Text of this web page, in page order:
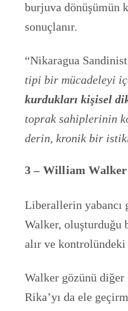
burjuva dönüşümün
sonuçlanır.
“Nikaragua
tipi bir mücadeleyi
kurdukları kişisel
toprak sahiplerinin
derin, kronik bir
3 – William Walker
Liberallerin yabancı
Walker, oluşturduğu
alır ve
Walker gözünü
Rika’yı da ele